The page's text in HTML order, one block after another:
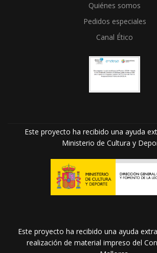
Quiénes somos
Pedidos especiales
Canal Ético
Este proyecto ha recibido una ayuda
Ministerio de Cultura y
Este proyecto ha recibido una ayuda
realización de material impreso del